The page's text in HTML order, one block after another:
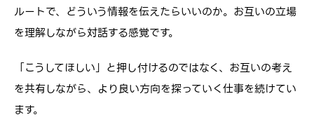
ルートで、どういう情報を伝えたらいいのか。お互いの立場
を理解しながら対話する感覚です。
「こうしてほしい」と押し付けるのではなく、お互いの考え
を共有しながら、より良い方向を探っていく仕事を続けてい
ます。